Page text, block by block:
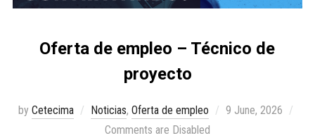
Oferta de empleo – Técnico de
proyecto
by Cetecima Noticias, Oferta de empleo
9 June, 2026
Comments are Disabled